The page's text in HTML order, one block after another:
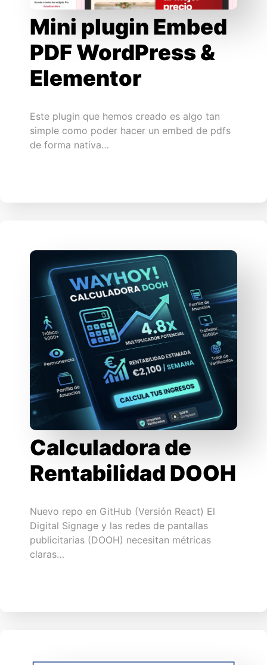
Mini plugin Embed
PDF WordPress &
Elementor
Este plugin que hemos creado es algo tan
simple como poder hacer un embed de pdfs
de forma nativa…
Calculadora de
Rentabilidad DOOH
Nuevo repo en GitHub (Versión React) El
Digital Signage y las redes de pantallas
publicitarias (DOOH) necesitan métricas
claras…